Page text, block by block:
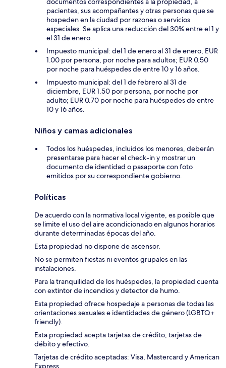
pacientes, sus acompañantes y otras personas que se
hospeden en la ciudad por razones o servicios
especiales. Se aplica una reducción del 30% entre el 1 y
el 31 de enero.
Impuesto municipal: del 1 de enero al 31 de enero, EUR
1.00 por persona, por noche para adultos; EUR 0.50
por noche para huéspedes de entre 10 y 16 años.
Impuesto municipal: del 1 de febrero al 31 de
diciembre, EUR 1.50 por persona, por noche por
adulto; EUR 0.70 por noche para huéspedes de entre
10 y 16 años.
Niños y camas adicionales
Todos los huéspedes, incluidos los menores, deberán
presentarse para hacer el check-in y mostrar un
documento de identidad o pasaporte con foto
emitidos por su correspondiente gobierno.
Políticas
De acuerdo con la normativa local vigente, es posible que
se limite el uso del aire acondicionado en algunos horarios
durante determinadas épocas del año.
Esta propiedad no dispone de ascensor.
No se permiten fiestas ni eventos grupales en las
instalaciones.
Para la tranquilidad de los huéspedes, la propiedad cuenta
con extintor de incendios y detector de humo.
Esta propiedad ofrece hospedaje a personas de todas las
orientaciones sexuales e identidades de género (LGBTQ+
friendly).
Esta propiedad acepta tarjetas de crédito, tarjetas de
débito y efectivo.
Tarjetas de crédito aceptadas: Visa, Mastercard y American
Express